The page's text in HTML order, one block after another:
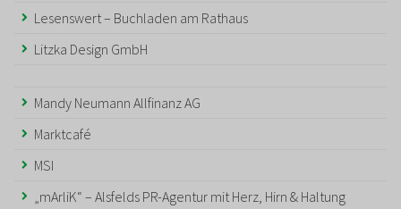
Lesenswert – Buchladen am Rathaus
Litzka Design GmbH
Mandy Neumann Allfinanz AG
Marktcafé
MSI
„mArliK“ – Alsfelds PR-Agentur mit Herz, Hirn & Haltung